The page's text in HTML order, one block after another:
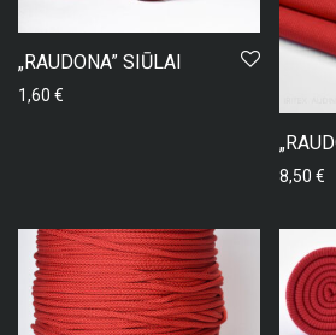
„RAUDONA” SIŪLAI
1,60 €
8,50 €